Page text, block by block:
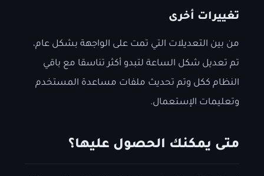
تغييرات أخرى
من بين التعديلات التي تمت على الواجهة بشكل عام،
تم تعديل شكل الساعة لتبدو أكثر تناسقا مع باقي
النظام ككل وتم تحديث ملفات مساعدة المستخدم
وتعليمات الإستعمال.
متى يمكنك الحصول عليها؟